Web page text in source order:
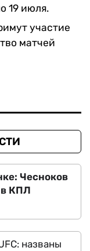
19 июля.
участие
матчей
Чесноков
в КПЛ
названы